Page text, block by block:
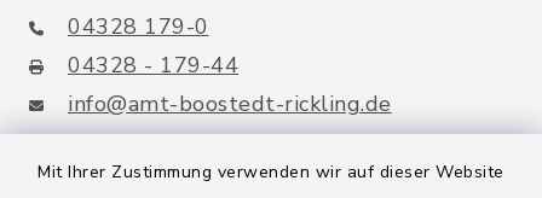
Mit Ihrer Zustimmung verwenden wir auf dieser Website
04328 179-0
04328 - 179-44
info@amt-boostedt-rickling.de